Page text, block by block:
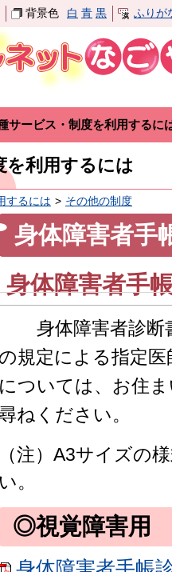
背景色 白 青 黒 ふりが
サービス・制度を利用するに
を利用するには
するには その他の制度
身体障害者手
身体障害者手
身体障害者診断
の規定による指定
については、お住
ねください。
（注）A3サイズの
い。
◎視覚障害用